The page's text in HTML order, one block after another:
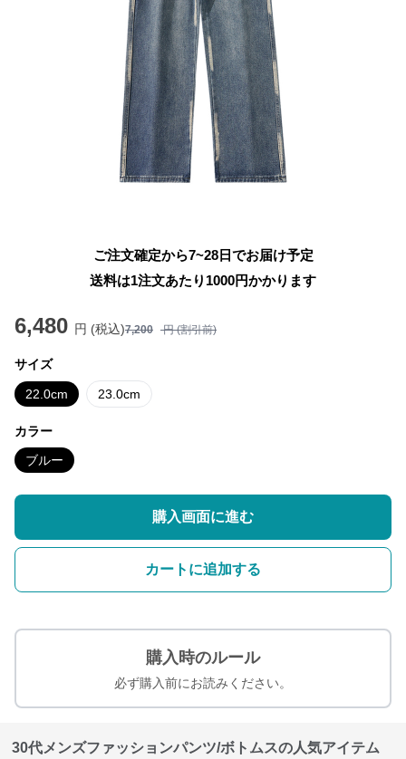
ご注文確定から7~28日でお届け予定
送料は1注文あたり 1000円かかります
6,480 円 (税込)7,200 円 (割引前)
サイズ
22.0cm 23.0cm
カラー
ブルー
購入画面に進む
カートに追加する
購入時のルール
必ず購入前にお読みください。
30代メンズファッションパンツ/ボトムスの人気アイテム